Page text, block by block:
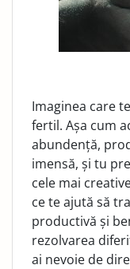
Imaginea care
fertil. Așa cum
abundență,
imensă, și tu
cele mai
ce te ajută să
productivă și
rezolvarea
ai nevoie de